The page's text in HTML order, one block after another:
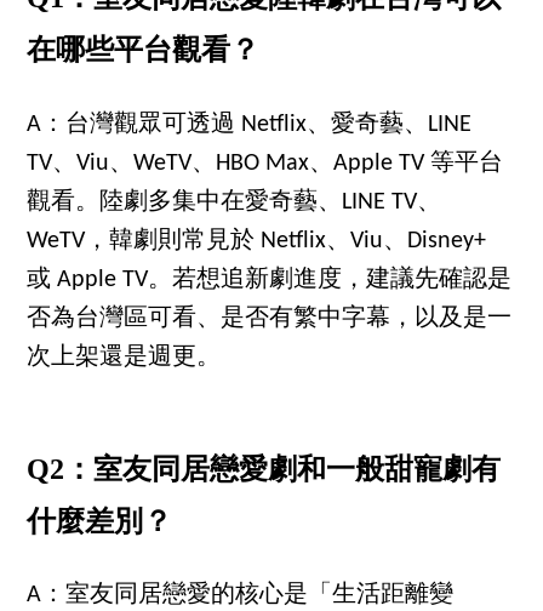
在哪些平台觀看？
A：台灣觀眾可透過 Netflix、愛奇藝、LINE
TV、Viu、WeTV、HBO Max、Apple TV 等平台
觀看。陸劇多集中在愛奇藝、LINE TV、
WeTV，韓劇則常見於 Netflix、Viu、Disney+
或 Apple TV。若想追新劇進度，建議先確認是
否為台灣區可看、是否有繁中字幕，以及是一
次上架還是週更。
Q2：室友同居戀愛劇和一般甜寵劇有
什麼差別？
A：室友同居戀愛的核心是「生活距離變